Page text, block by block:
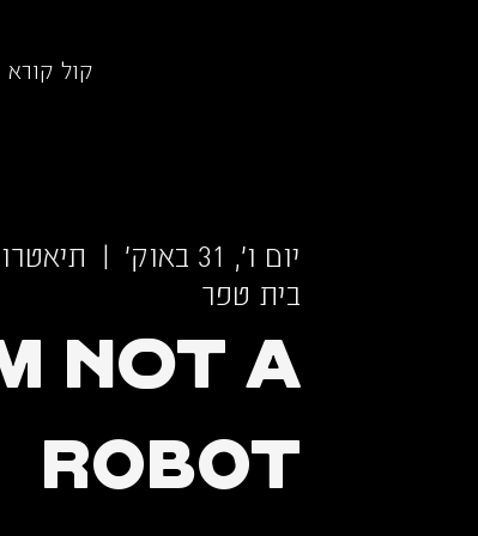
קול קורא
יום ו׳, 31 באוק׳
  |
בית טפר
Not a
Robot